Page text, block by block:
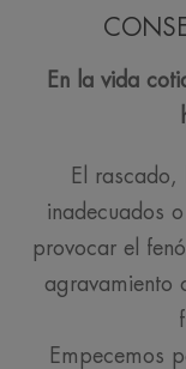
En la vida
El rascado,
inadecuados
provocar el
agravamiento
Empecemos